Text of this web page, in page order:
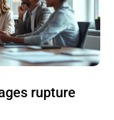
rupture